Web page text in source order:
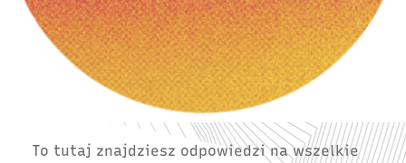
To tutaj znajdziesz odpowiedzi na wszelkie